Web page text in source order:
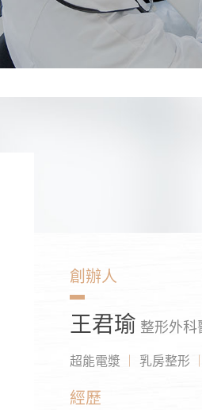
創辦人
王君瑜 整形外科
超能電漿 乳房整形
經歷